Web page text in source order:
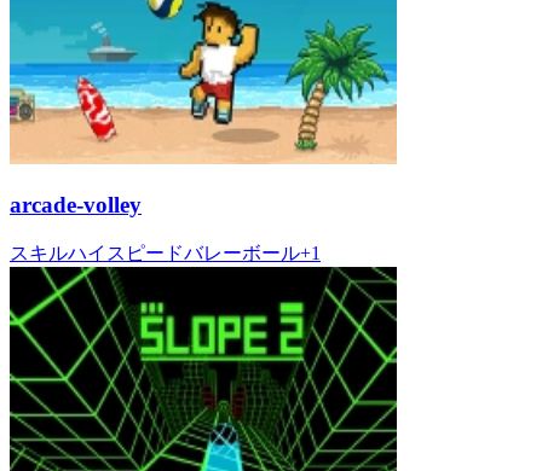
arcade-volley
スキルハイスピードバレーボール+1